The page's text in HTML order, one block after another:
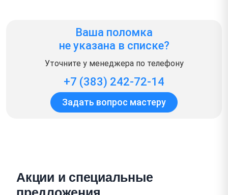
Ваша поломка
не указана в списке?
Уточните у менеджера по телефону
+7 (383) 242-72-14
Задать вопрос мастеру
Акции и специальные